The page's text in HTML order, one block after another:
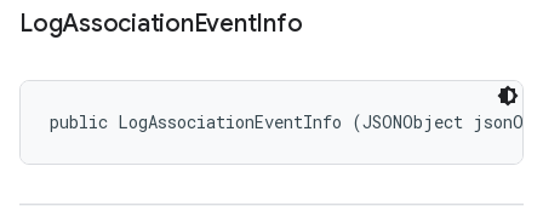
LogAssociationEventInfo
public LogAssociationEventInfo (JSONObject